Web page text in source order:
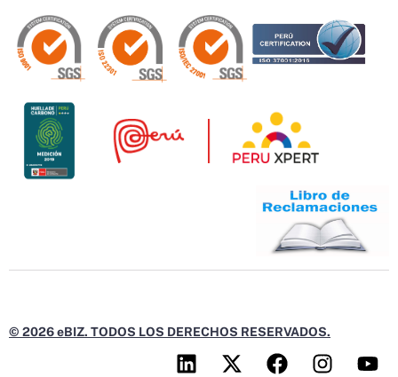
© 2026 eBIZ. TODOS LOS DERECHOS RESERVADOS.
L
X
F
I
Y